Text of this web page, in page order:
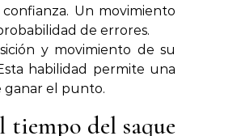
Un movimiento
de errores.
y movimiento de su
habilidad permite una
ganar el punto.
tiempo del saque